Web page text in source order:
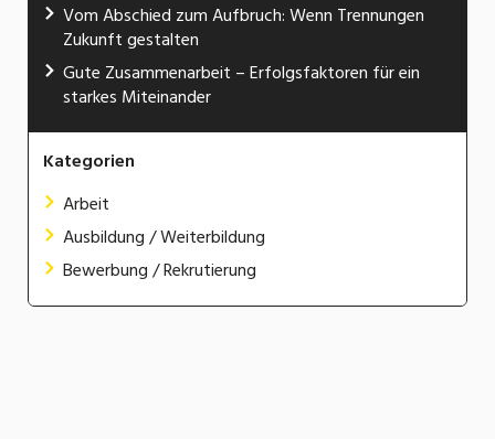
Vom Abschied zum Aufbruch: Wenn Trennungen
Zukunft gestalten
Gute Zusammenarbeit – Erfolgsfaktoren für ein
starkes Miteinander
Kategorien
Arbeit
Ausbildung / Weiterbildung
Bewerbung / Rekrutierung